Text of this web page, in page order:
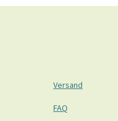
Versand
FAQ